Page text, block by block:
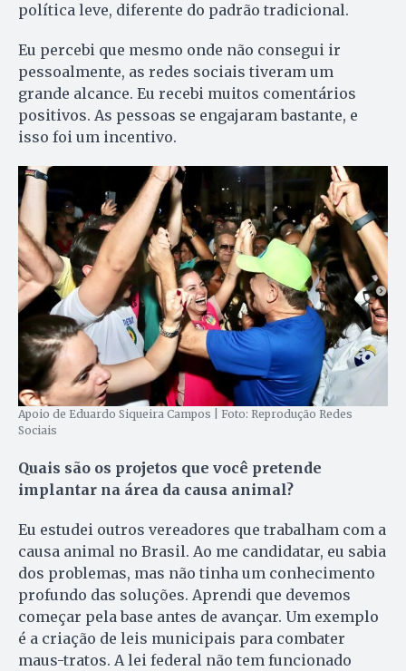
política leve, diferente do padrão tradicional.
Eu percebi que mesmo onde não consegui ir
pessoalmente, as redes sociais tiveram um
grande alcance. Eu recebi muitos comentários
positivos. As pessoas se engajaram bastante, e
isso foi um incentivo.
Apoio de Eduardo Siqueira Campos | Foto: Reprodução Redes
Sociais
Quais são os projetos que você pretende
implantar na área da causa animal?
Eu estudei outros vereadores que trabalham com a
causa animal no Brasil. Ao me candidatar, eu sabia
dos problemas, mas não tinha um conhecimento
profundo das soluções. Aprendi que devemos
começar pela base antes de avançar. Um exemplo
é a criação de leis municipais para combater
maus-tratos. A lei federal não tem funcionado